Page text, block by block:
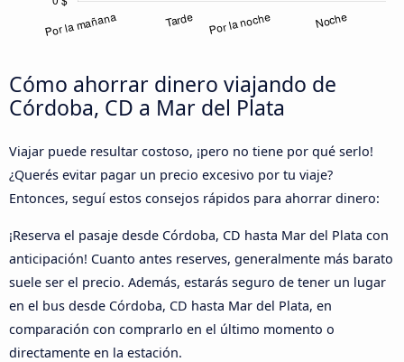
Cómo ahorrar dinero viajando de
Córdoba, CD a Mar del Plata
Viajar puede resultar costoso, ¡pero no tiene por qué serlo!
¿Querés evitar pagar un precio excesivo por tu viaje?
Entonces, seguí estos consejos rápidos para ahorrar dinero:
¡Reserva el pasaje desde Córdoba, CD hasta Mar del Plata con
anticipación! Cuanto antes reserves, generalmente más barato
suele ser el precio. Además, estarás seguro de tener un lugar
en el bus desde Córdoba, CD hasta Mar del Plata, en
comparación con comprarlo en el último momento o
directamente en la estación.